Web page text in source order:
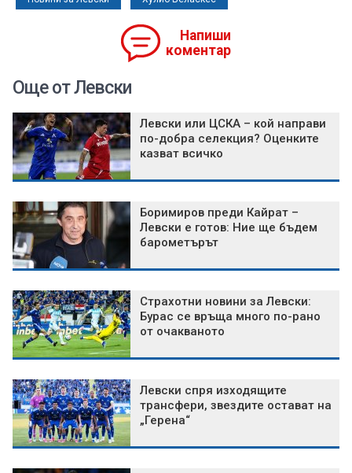
Напиши
коментар
Още от Левски
Левски или ЦСКА – кой направи
по-добра селекция? Оценките
казват всичко
Боримиров преди Кайрат –
Левски е готов: Ние ще бъдем
барометърът
Страхотни новини за Левски:
Бурас се връща много по-рано
от очакваното
Левски спря изходящите
трансфери, звездите остават на
„Герена“